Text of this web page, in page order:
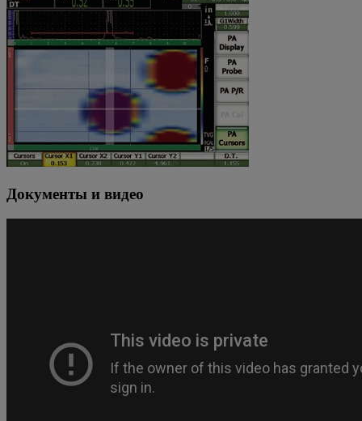
Документы и видео